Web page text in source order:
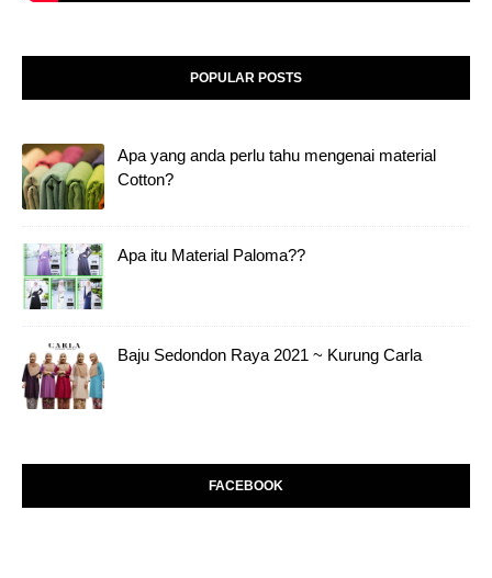
POPULAR POSTS
Apa yang anda perlu tahu mengenai material
Cotton?
Apa itu Material Paloma??
Baju Sedondon Raya 2021 ~ Kurung Carla
FACEBOOK